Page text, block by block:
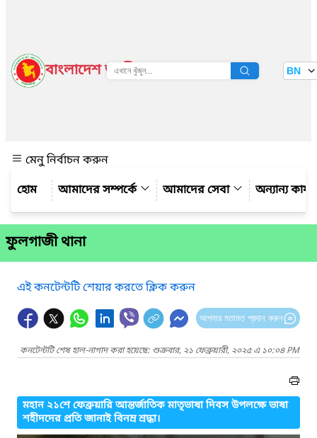
বাংলাদেশ জাতীয় তথ্য বাতায়ন BN
মেনু নির্বাচন করুন
আমাদের সম্পর্কে
আমাদের সেবা অন্যান্য
ফুলগাজী থানা
এই কনটেন্টটি শেয়ার করতে ক্লিক করুন
আপনার মতামত প্রদান করুন
কনটেন্টটি শেষ হাল-নাগাদ করা হয়েছে: শুক্রবার, ২১ ফেব্রুয়ারী, ২০২৫ এ ১০:০৪ PM
মহান ২১শে ফেব্রুয়ারি আন্তর্জাতিক মাতৃভাষা দিবস উপলক্ষে ভাষা
শহীদদের প্রতি জানাই বিনম্র শ্রদ্ধা।